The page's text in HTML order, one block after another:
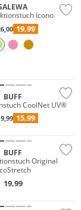
Icono
19,99
BUFF
CoolNet UV®
15,99
BUFF
Original
19,99